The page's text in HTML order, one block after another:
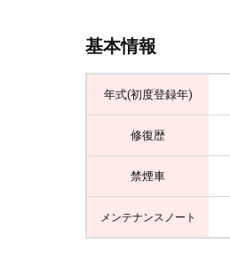
基本情報
年式(初度登録年)
修復歴
禁煙車
メンテナンスノート